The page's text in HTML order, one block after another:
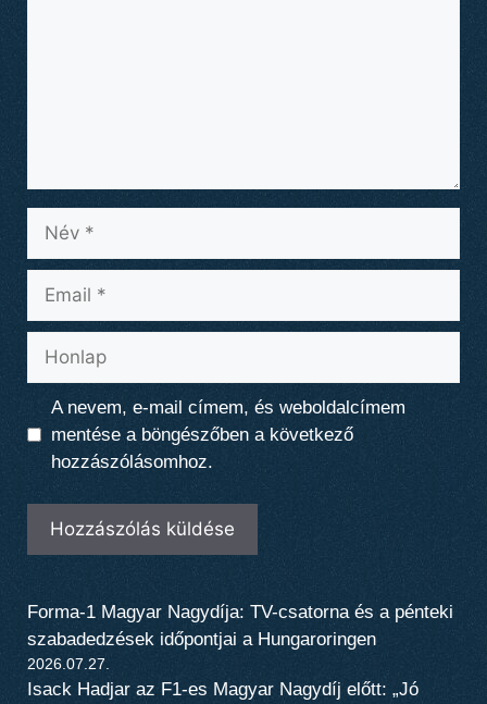
Név
Email
Honlap
A nevem, e-mail címem, és weboldalcímem
mentése a böngészőben a következő
hozzászólásomhoz.
Forma-1 Magyar Nagydíja: TV-csatorna és a pénteki
szabadedzések időpontjai a Hungaroringen
2026.07.27.
Isack Hadjar az F1-es Magyar Nagydíj előtt: „Jó